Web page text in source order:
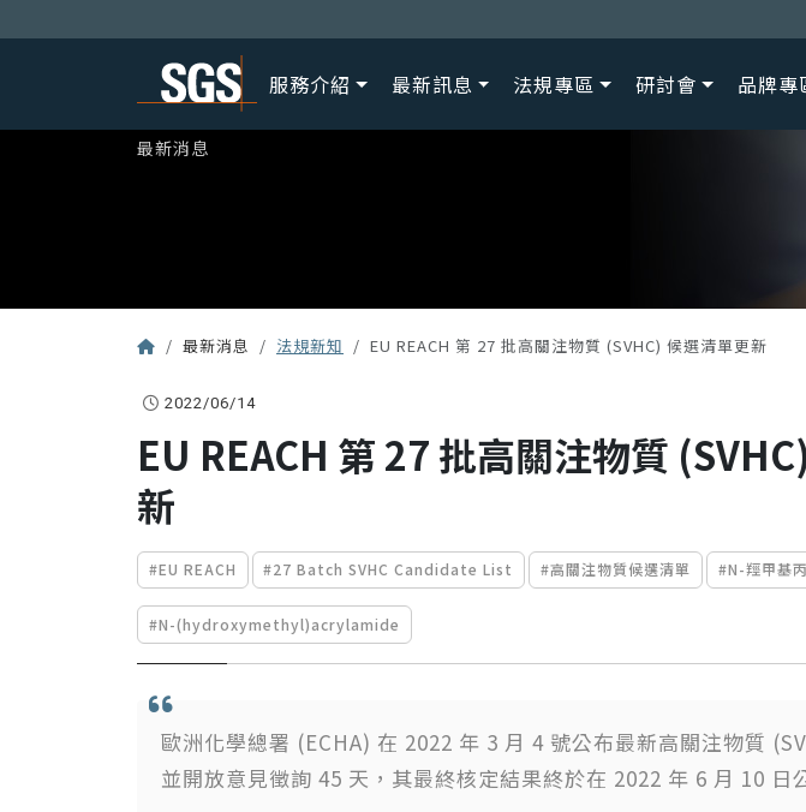
服務介紹 最新訊息 法規專區 研討會 品牌專
最新消息
最新消息 法規新知 EU REACH 第 27 批高關注物質 (SVHC) 候選清單更新
2022/06/14
EU REACH 第 27 批高關注物質
新
#EU REACH #27 Batch SVHC Candidate List #高關注物質候選清單 #N-羥甲基
#N-(hydroxymethyl)acrylamide
歐洲化學總署 (ECHA) 在 2022 年 3 月 4 號公布最新高關注物質
並開放意見徵詢 45 天，其最終核定結果終於在 2022 年 6 月 10